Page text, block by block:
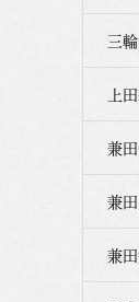
三
上
兼
兼
兼